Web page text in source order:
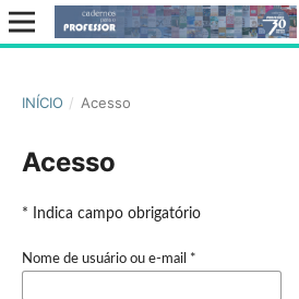
INÍCIO / Acesso
Acesso
* Indica campo obrigatório
Nome de usuário ou e-mail *